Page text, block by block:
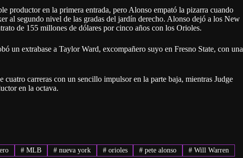
productor en la primera entrada, pero Alonso empató la pizarra cuando
al segundo nivel de las gradas del jardín derecho. Alonso dejó a los New
de 155 millones de dólares por cinco años con los Orioles.
un extrabase a Taylor Ward, excompañero suyo en Fresno State, con una
carreras con un sencillo impulsor en la parte baja, mientras Judge
en la octava.
# MLB #nueva york #orioles # pete alonso # Will Warren